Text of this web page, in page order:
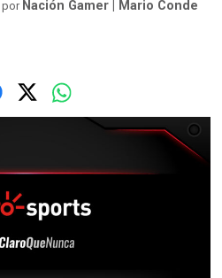
por Nación Gamer | Mario Conde